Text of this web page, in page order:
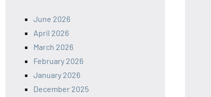
June 2026
April 2026
March 2026
February 2026
January 2026
December 2025